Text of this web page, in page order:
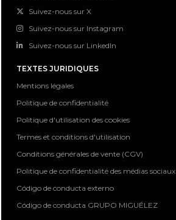
Suivez-nous sur X
Suivez-nous sur Instagram
Suivez-nous sur LinkedIn
TEXTES JURIDIQUES
Mentions légales
Politique de confidentialité
Politique d'utilisation des cookies
Termes et conditions d'utilisation
Conditions générales de vente (CGV)
Politique de confidentialité des médias sociaux
Código de conducta externo
Código de conducta GRUPO MIGUÉLEZ